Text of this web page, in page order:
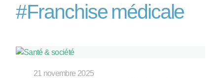
#Franchise médicale
21 novembre 2025